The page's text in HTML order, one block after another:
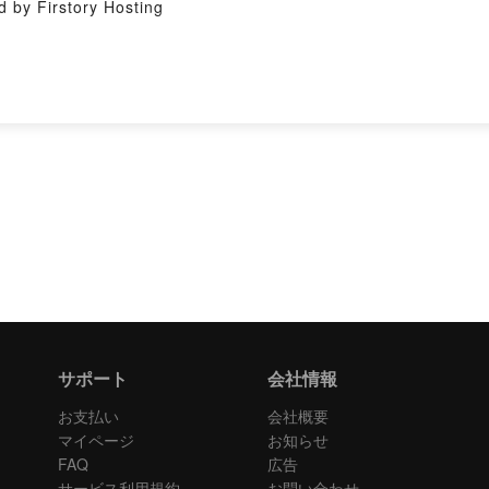
by Firstory Hosting
サポート
お支払い
マイページ
FAQ
会社情報
会社概要
お知らせ
広告